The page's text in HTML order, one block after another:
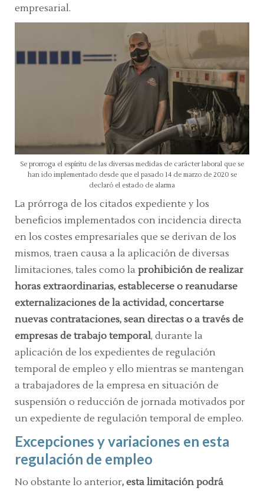
empresarial.
Se prorroga el espíritu de las diversas medidas de carácter laboral que se
han ido implementado desde que el pasado 14 de marzo de 2020 se
declaró el estado de alarma
La prórroga de los citados expediente y los
beneficios implementados con incidencia directa
en los costes empresariales que se derivan de los
mismos, traen causa a la aplicación de diversas
limitaciones, tales como la prohibición de realizar
horas extraordinarias, establecerse o reanudarse
externalizaciones de la actividad, concertarse
nuevas contrataciones, sean directas o a través de
empresas de trabajo temporal, durante la
aplicación de los expedientes de regulación
temporal de empleo y ello mientras se mantengan
a trabajadores de la empresa en situación de
suspensión o reducción de jornada motivados por
un expediente de regulación temporal de empleo.
Excepciones y variaciones en esta
regulación de empleo
No obstante lo anterior, esta limitación podrá